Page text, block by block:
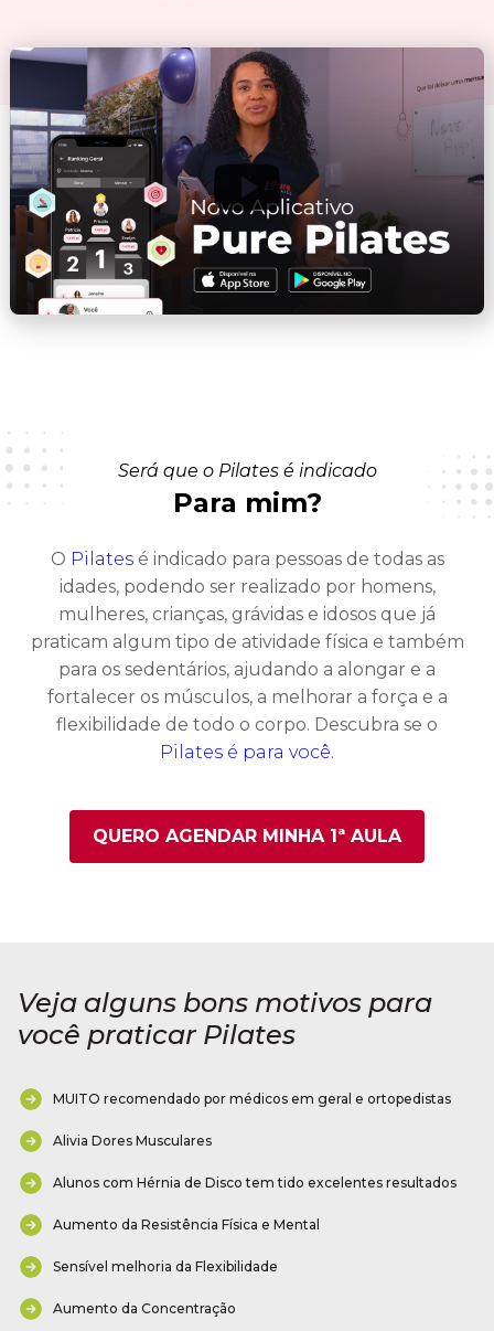
Será que o Pilates é indicado
Para mim?
O Pilatesé indicado para pessoas de todas as
idades, podendo ser realizado por homens,
mulheres, crianças, grávidas e idosos que já
praticam algum tipo de atividade física e também
para os sedentários, ajudando a alongar e a
fortalecer os músculos, a melhorar a força e a
flexibilidade de todo o corpo. Descubra se o
Pilates é para você.
QUERO AGENDAR MINHA 1ª AULA
Veja alguns bons motivos para
você praticar Pilates
MUITO recomendado por médicos em geral e ortopedistas
Alivia Dores Musculares
Alunos com Hérnia de Disco tem tido excelentes resultados
Aumento da Resistência Física e Mental
Sensível melhoria da Flexibilidade
Aumento da Concentração